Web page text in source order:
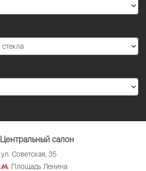
Центральный салон
ул. Советская, 35
Площадь Ленина